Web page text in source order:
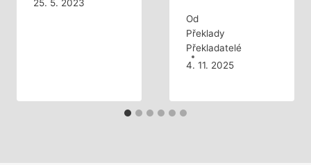
25. 5. 2023
Od
Překlady
Překladatelé
4. 11. 2025